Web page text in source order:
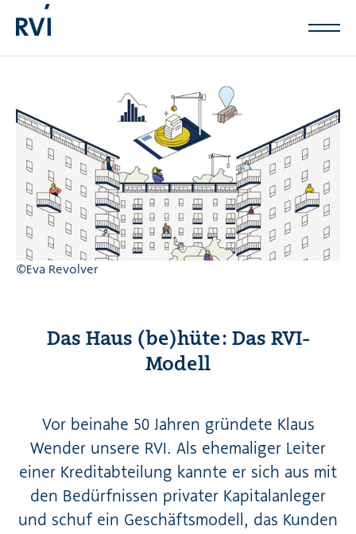
©Eva Revolver
Das Haus (be)hüte: Das RVI-
Modell
Vor beinahe 50 Jahren gründete Klaus
Wender unsere RVI. Als ehemaliger Leiter
einer Kreditabteilung kannte er sich aus mit
den Bedürfnissen privater Kapitalanleger
und schuf ein Geschäftsmodell, das Kunden